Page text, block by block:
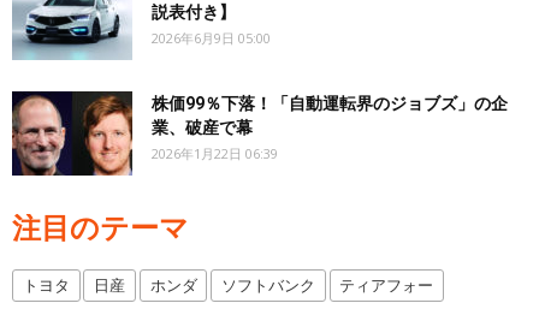
説表付き】
2026年6月9日 05:00
株価99％下落！「自動運転界のジョブズ」の企
業、破産で幕
2026年1月22日 06:39
注目のテーマ
トヨタ 日産 ホンダ ソフトバンク ティアフォー